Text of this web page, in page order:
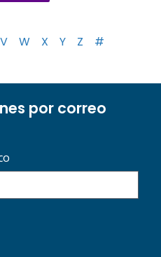
V W X Y Z #
por correo